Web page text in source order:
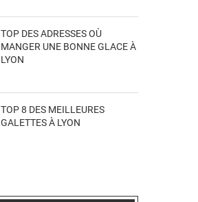
TOP DES ADRESSES OÙ
MANGER UNE BONNE GLACE À
LYON
TOP 8 DES MEILLEURES
GALETTES À LYON